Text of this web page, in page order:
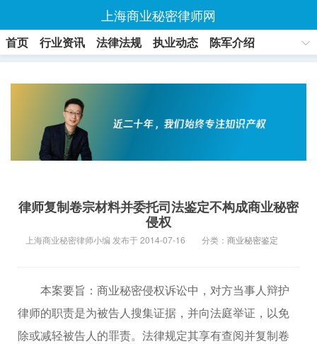
上海商业秘密律师网
首页 行业资讯 法律法规 执业动态
陈军介绍
律师复制卷宗材料并委托司法鉴定不构成商业秘密
侵权
上海商业秘密律师小编 发布于 2014-07-16 分类： 商业秘密鉴定
本案要旨：商业秘密侵权诉讼中，对方当事人辩护
律师的职责是为被告人搜集证据，并向法庭举证，以免
除或减轻被告人的罪责。法律规定其享有查阅并复制卷